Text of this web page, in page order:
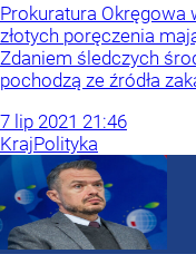
Prokuratura Okręgowa
złotych poręczenia
Zdaniem śledczych
pochodzą ze źródła
7 lip 2021 21:46
KrajPolityka